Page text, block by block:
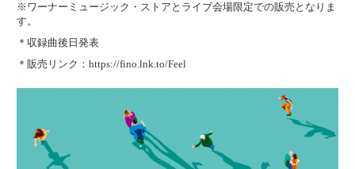
※ワーナーミュージック・ストアとライブ会場限定での販売となりま
す。
＊収録曲後日発表
＊販売リンク： https://fino.lnk.to/Feel